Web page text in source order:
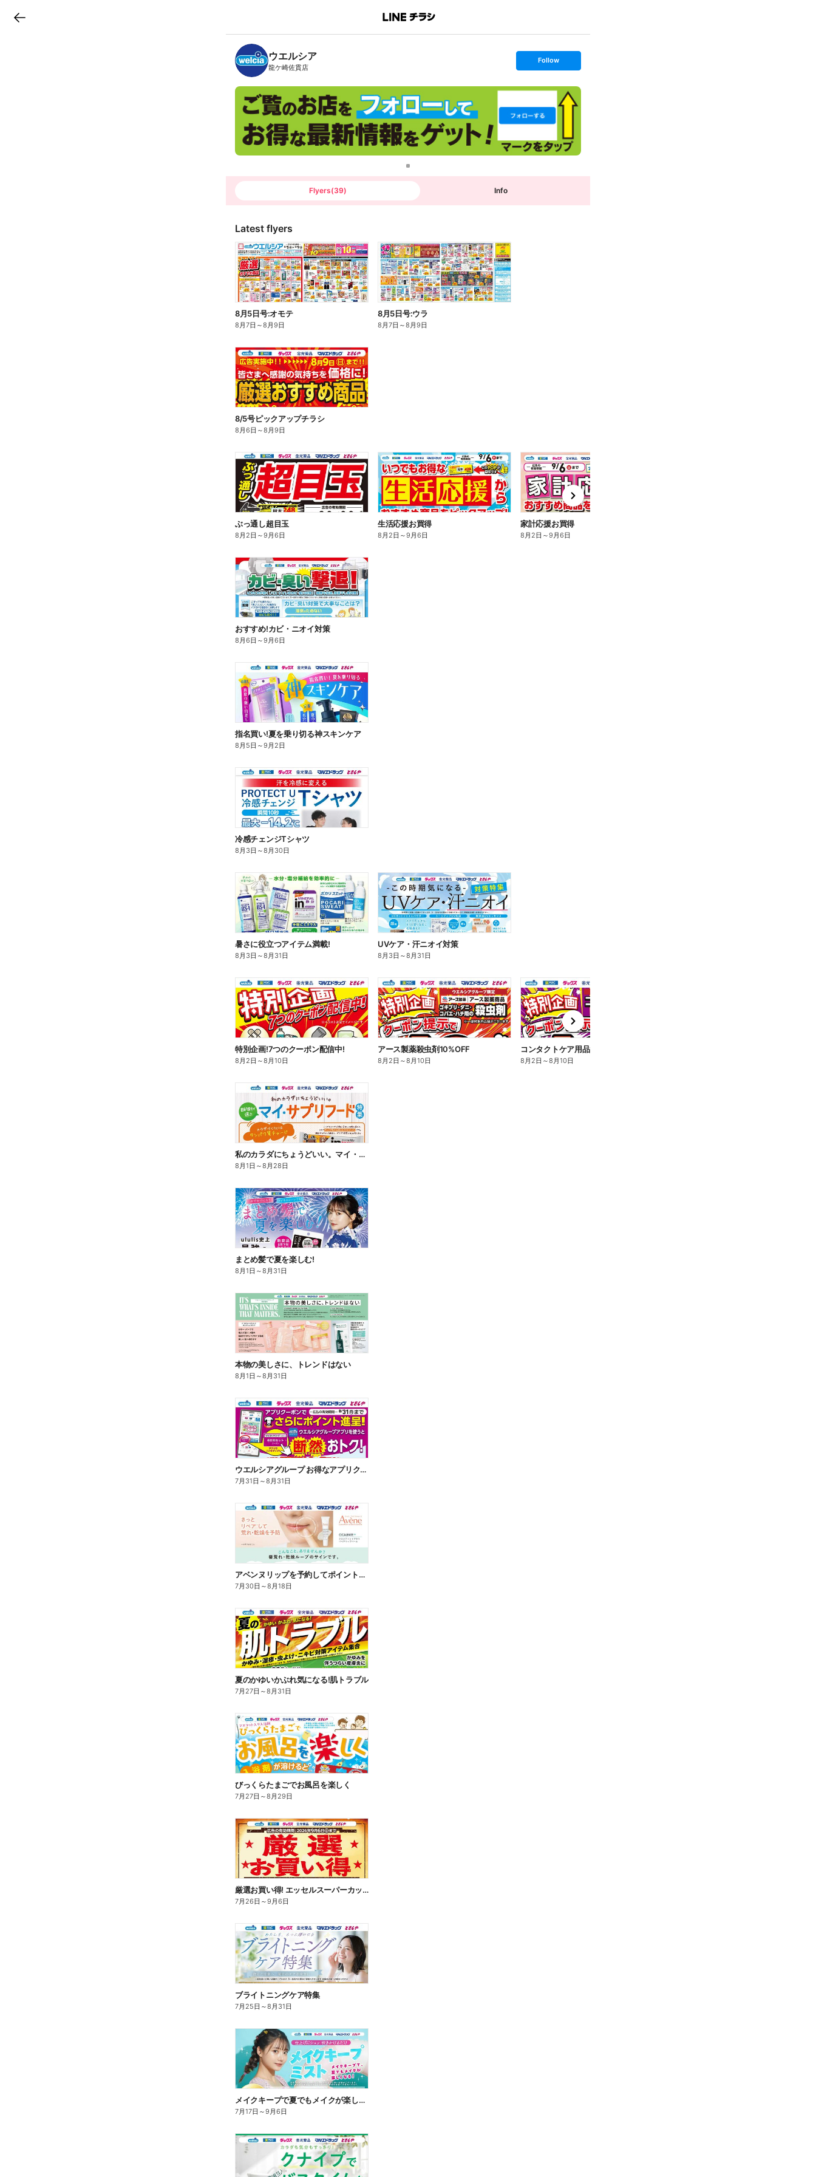
B
n
c
h
T
ウエルシア
龍ケ崎佐貫店
s
t
o
l
o
w
Follow
Flyers(39) Info
Latest flyers
8月5日号:オモテ
8月7日 ～8月9日
8月5日号:ウラ
8月7日 ～8月9日
8/5号ピックアップチラシ
8月6日 ～8月9日
ぶっ通し超目玉
8月2日 ～9月6日
生活応援お買得
8月2日 ～9月6日
家計応援お買得
8月2日 ～9月6日
n
e
x
t
おすすめ!カビ・ニオイ対策
8月6日 ～9月6日
指名買い!夏を乗り切る神スキンケア
8月5日 ～9月2日
冷感チェンジTシャツ
8月3日 ～8月30日
暑さに役立つアイテム満載!
8月3日 ～8月31日
UVケア・汗ニオイ対策
8月3日 ～8月31日
特別企画!7つのクーポン配信中!
8月2日 ～8月10日
アース製薬殺虫剤10%OFF
8月2日 ～8月10日
コンタクトケア用品10%OFF
8月2日 ～8月10日
n
e
x
t
私のカラダにちょうどいい。マイ・サプリフード
8月1日 ～8月28日
まとめ髪で夏を楽しむ!
8月1日 ～8月31日
本物の美しさに、トレンドはない
8月1日 ～8月31日
ウエルシアグループ お得なアプリクーポン
7月31日 ～8月31日
アベンヌリップを予約してポイントゲット!
7月30日 ～8月18日
夏のかゆいかぶれ気になる!肌トラブル
7月27日 ～8月31日
びっくらたまごでお風呂を楽しく
7月27日 ～8月29日
厳選お買い得! エッセルスーパーカップ
7月26日 ～9月6日
ブライトニングケア特集
7月25日 ～8月31日
メイクキープで夏でもメイクが楽しくなる!
7月17日 ～9月6日